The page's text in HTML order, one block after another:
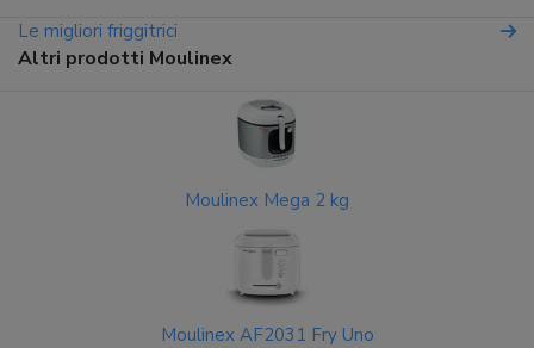
Le migliori friggitrici
Altri prodotti Moulinex
Moulinex Mega 2 kg
Moulinex AF2031 Fry Uno